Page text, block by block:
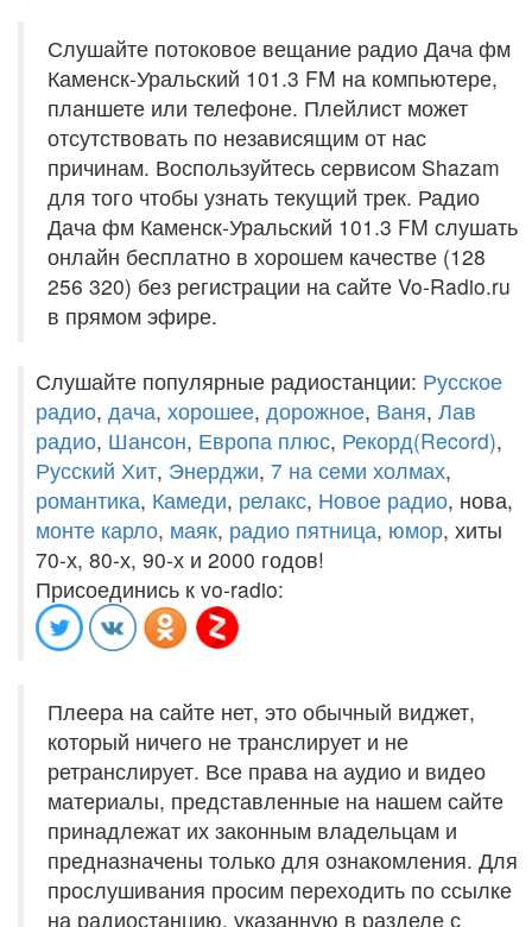
Слушайте потоковое вещание радио Дача фм
Каменск-Уральский 101.3 FM на компьютере,
планшете или телефоне. Плейлист может
отсутствовать по независящим от нас
причинам. Воспользуйтесь сервисом Shazam
для того чтобы узнать текущий трек. Радио
Дача фм Каменск-Уральский 101.3 FM слушать
онлайн бесплатно в хорошем качестве (128
256 320) без регистрации на сайте Vo-Radio.ru
в прямом эфире.
Слушайте популярные радиостанции: Русское
радио, дача, хорошее, дорожное, Ваня, Лав
радио, Шансон, Европа плюс, Рекорд(Record),
Русский Хит, Энерджи, 7 на семи холмах,
романтика, Камеди, релакс, Новое радио, нова,
монте карло, маяк, радио пятница, юмор, хиты
70-х, 80-х, 90-х и 2000 годов!
Присоединись к vo-radio:
Плеера на сайте нет, это обычный виджет,
который ничего не транслирует и не
ретранслирует. Все права на аудио и видео
материалы, представленные на нашем сайте
принадлежат их законным владельцам и
предназначены только для ознакомления. Для
прослушивания просим переходить по ссылке
на радиостанцию, указанную в разделе с